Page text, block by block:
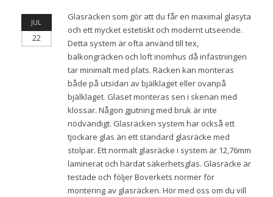
JUL
22
Glasräcken som gör att du får en maximal glasyta
och ett mycket estetiskt och modernt utseende.
Detta system är ofta använd till tex,
balkongräcken och loft inomhus då infästningen
tar minimalt med plats. Räcken kan monteras
både på utsidan av bjälklaget eller ovanpå
bjälklaget. Glaset monteras sen i skenan med
klossar. Någon gjutning med bruk är inte
nödvändigt. Glasräcken system har också ett
tjockare glas än ett standard glasräcke med
stolpar. Ett normalt glasräcke i system är 12,76mm
laminerat och härdat säkerhetsglas. Glasräcke är
testade och följer Boverkets normer för
montering av glasräcken. Hör med oss om du vill